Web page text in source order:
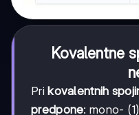
Kovalentne
Prikovalentnih
predpone: mono-